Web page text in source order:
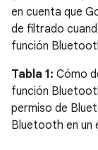
en cuenta que
de filtrado
función
Tabla 1: Cómo
función
permiso de
Bluetooth en un